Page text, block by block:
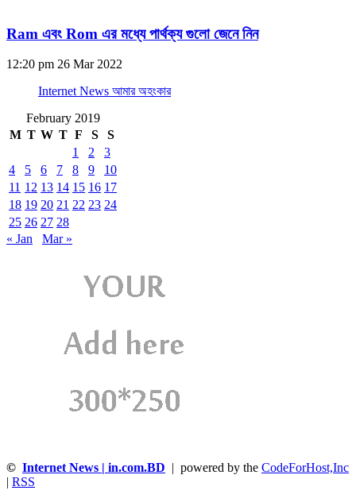
Ram এবং Rom এর মধ্যে পার্থক্য গুলো জেনে নিন
12:20 pm 26 Mar 2022
Internet News আমার অহংকার
February 2019
M T W T F S
S
1
2
3
4
5 6 7 8 9
10
11 12 13 14 15 16 17
18 19 20 21 22 23 24
25 26 27 28
« Jan
Mar »
© Internet News | in.com.BD | powered by the CodeForHost,Inc
RSS